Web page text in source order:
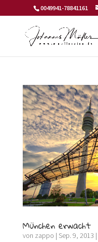
0049941-78841161
München erwacht
von zappo | Sep. 9, 2013 |